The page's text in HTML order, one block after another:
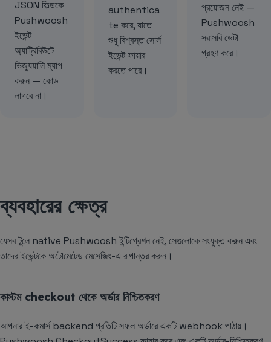
JSON ফিল্ডকে
Pushwoosh
ইভেন্ট
অ্যাট্রিবিউটে
ভিজ্যুয়ালি ম্যাপ
করুন — কোড
লাগবে না।
authentica
te করে, যাতে
শুধু বিশ্বস্ত সোর্স
ইভেন্ট ফায়ার
করতে পারে।
প্রয়োজন নেই —
Pushwoosh
সরাসরি ডেটা
গ্রহণ করে।
ব্যবহারের ক্ষেত্র
যেসব টুলে native Pushwoosh ইন্টিগ্রেশন নেই, সেগুলোকে সংযুক্ত করুন এবং
তাদের ইভেন্টকে অটোমেটেড মেসেজিং-এ রূপান্তর করুন।
কাস্টম checkout থেকে অর্ডার নিশ্চিতকরণ
আপনার ই-কমার্স backend প্রতিটি সফল অর্ডারে একটি webhook পাঠায়।